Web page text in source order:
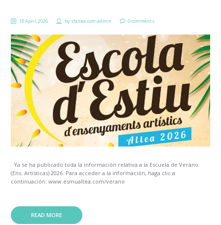
18 April, 2026 by sfaltea.com-admin 0 comments
Ya se ha publicado toda la información relativa a la Escuela de Verano
(Ens. Artísticas) 2026. Para acceder a la información, haga clic a
continuación: www.esmualtea.com/verano
READ MORE